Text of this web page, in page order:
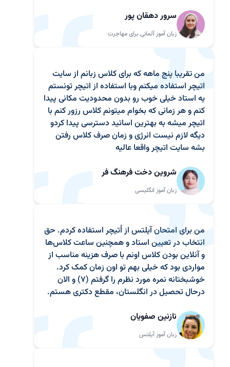
سرور دهقان پور
زبان آموز آلمانی برای مهاجرت
من تقریبا پنج ماهه که برای کلاس زبانم از سایت
اتیچر استفاده میکنم وبا استفاده از اتیچر تونستم
یه استاد خیلی خوب رو بدون محدودیت مکانی پیدا
کنم و هر زمانی که بخوام میتونم کلاس رزور کنم با
اتیچر میشه به بهترین اساتید دسترسی پیدا کردو
دیگه لازم نیست انرژی و زمان صرف کلاس رفتن
بشه سایت اتیچر واقعا عالیه
شروین دخت فرهنگ فر
زبان آموز انگلیسی
من برای امتحان آیلتس از اُتیچر استفاده کردم. حق
انتخاب در تعیین استاد و همچنین ساعت کلاس‌ها
و آنلاین بودن کلاس اونم با صرف هزینه مناسب از
مواردی بود که خیلی بهم تو اون زمان کمک کرد.
خوشبختانه نمره مورد نظرم را گرفتم (7) و الان
درحال تحصیل در انگلستان، مقطع دکتری هستم.
نازنین صفویان
زبان آموز آیلتس